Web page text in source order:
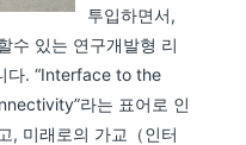
투입하면서,
수 있는 연구개발형 리
다. “Interface to the
라는 표어로 인
, 미래로의 가교（인터